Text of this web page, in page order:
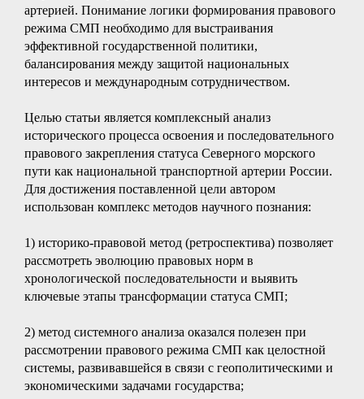
артерией. Понимание логики формирования правового
режима СМП необходимо для выстраивания
эффективной государственной политики,
балансирования между защитой национальных
интересов и международным сотрудничеством.
Целью статьи является комплексный анализ
исторического процесса освоения и последовательного
правового закрепления статуса Северного морского
пути как национальной транспортной артерии России.
Для достижения поставленной цели автором
использован комплекс методов научного познания:
1) историко-правовой метод (ретроспектива) позволяет
рассмотреть эволюцию правовых норм в
хронологической последовательности и выявить
ключевые этапы трансформации статуса СМП;
2) метод системного анализа оказался полезен при
рассмотрении правового режима СМП как целостной
системы, развивавшейся в связи с геополитическими и
экономическими задачами государства;